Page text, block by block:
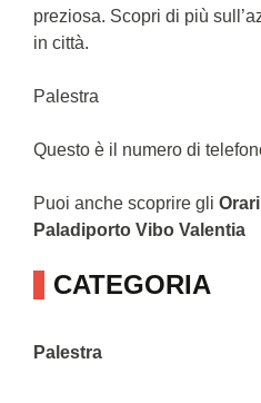
preziosa. Scopri di più
in città.
Palestra
Questo è il numero di
Puoi anche scoprire gli
Paladiporto Vibo Valentia
CATEGORIA
Palestra